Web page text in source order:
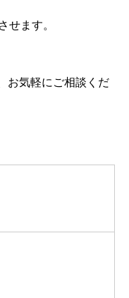
せます。
お気軽にご相談くだ